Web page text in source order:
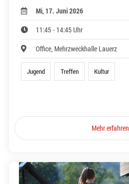
Mi, 17. Juni 2026
11:45 - 14:45 Uhr
Office, Mehrzweckhalle Lauerz
Jugend Treffen Kultur
Mehr erfahren